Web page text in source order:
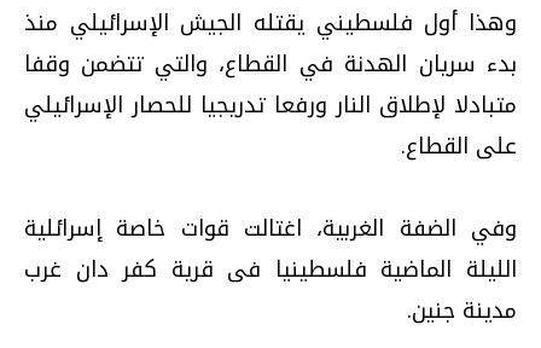
وهذا أول فلسطيني يقتله الجيش الإسرائيلي منذ
بدء سريان الهدنة في القطاع، والتي تتضمن وقفا
متبادلا لإطلاق النار ورفعا تدريجيا للحصار الإسرائيلي
على القطاع.
وفي الضفة الغربية، اغتالت قوات خاصة إسرائلية
الليلة الماضية فلسطينيا فى قرية كفر دان غرب
مدينة جنين.